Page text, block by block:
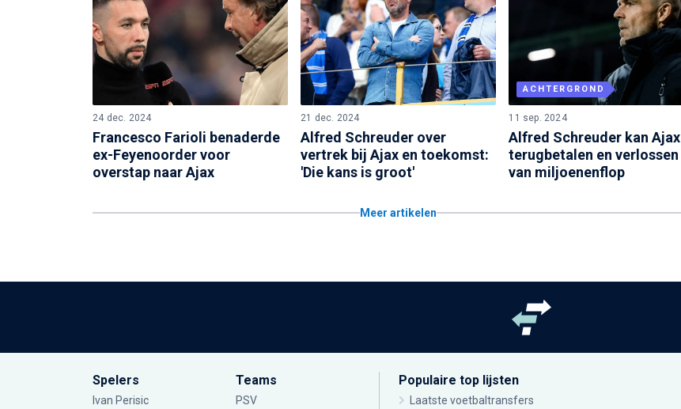
24 dec. 2024
Francesco Farioli benaderde
ex-Feyenoorder voor
overstap naar Ajax
21 dec. 2024
Alfred Schreuder over
vertrek bij Ajax en toekomst:
'Die kans is groot'
ACHTERGROND
11 sep. 2024
Alfred Schreuder kan Ajax
terugbetalen en verlossen
van miljoenenflop
Meer artikelen
Spelers
Ivan Perisic
Teams
PSV
Populaire top lijsten
Laatste voetbaltransfers